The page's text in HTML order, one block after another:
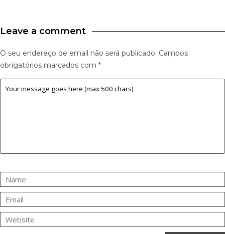
Leave a comment
O seu endereço de email não será publicado. Campos
obrigatórios marcados com *